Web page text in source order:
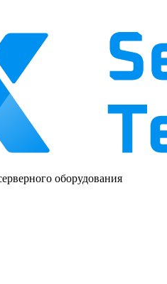
оборудования